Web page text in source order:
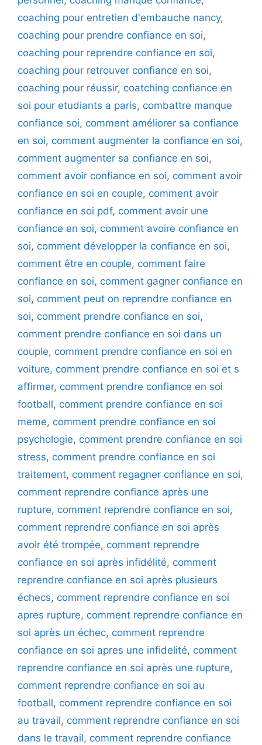
coaching pour entretien d'embauche nancy,
coaching pour prendre confiance en soi,
coaching pour reprendre confiance en soi,
coaching pour retrouver confiance en soi,
coaching pour réussir, coatching confiance en
soi pour etudiants a paris, combattre manque
confiance soi, comment améliorer sa confiance
en soi, comment augmenter la confiance en soi,
comment augmenter sa confiance en soi,
comment avoir confiance en soi, comment avoir
confiance en soi en couple, comment avoir
confiance en soi pdf, comment avoir une
confiance en soi, comment avoire confiance en
soi, comment développer la confiance en soi,
comment être en couple, comment faire
confiance en soi, comment gagner confiance en
soi, comment peut on reprendre confiance en
soi, comment prendre confiance en soi,
comment prendre confiance en soi dans un
couple, comment prendre confiance en soi en
voiture, comment prendre confiance en soi et s
affirmer, comment prendre confiance en soi
football, comment prendre confiance en soi
meme, comment prendre confiance en soi
psychologie, comment prendre confiance en soi
stress, comment prendre confiance en soi
traitement, comment regagner confiance en soi,
comment reprendre confiance après une
rupture, comment reprendre confiance en soi,
comment reprendre confiance en soi après
avoir été trompée, comment reprendre
confiance en soi après infidélité, comment
reprendre confiance en soi après plusieurs
échecs, comment reprendre confiance en soi
apres rupture, comment reprendre confiance en
soi après un échec, comment reprendre
confiance en soi apres une infidelité, comment
reprendre confiance en soi après une rupture,
comment reprendre confiance en soi au
football, comment reprendre confiance en soi
au travail, comment reprendre confiance en soi
dans le travail, comment reprendre confiance